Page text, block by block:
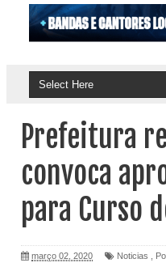
Prefeitura
convoca
para Curso
março 02, 2020 Noticias